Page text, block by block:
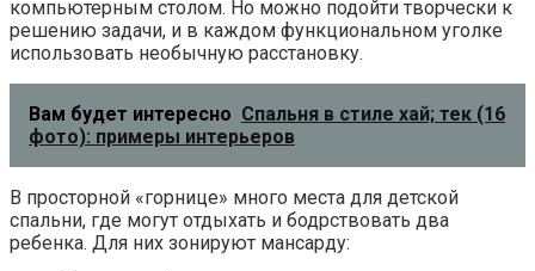
компьютерным столом. Но можно подойти творчески к
решению задачи, и в каждом функциональном уголке
использовать необычную расстановку.
Вам будет интересно Спальня в стиле хай; тек (16
фото): примеры интерьеров
В просторной «горнице» много места для детской
спальни, где могут отдыхать и бодрствовать два
ребенка. Для них зонируют мансарду: